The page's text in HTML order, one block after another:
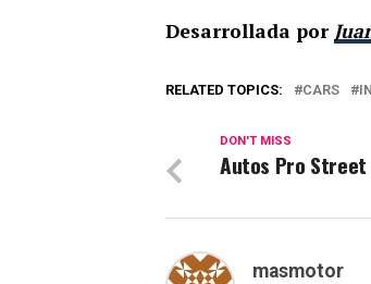
Desarrollada por
RELATED TOPICS: CARS
DON'T MISS
Autos Pro Street
masmotor